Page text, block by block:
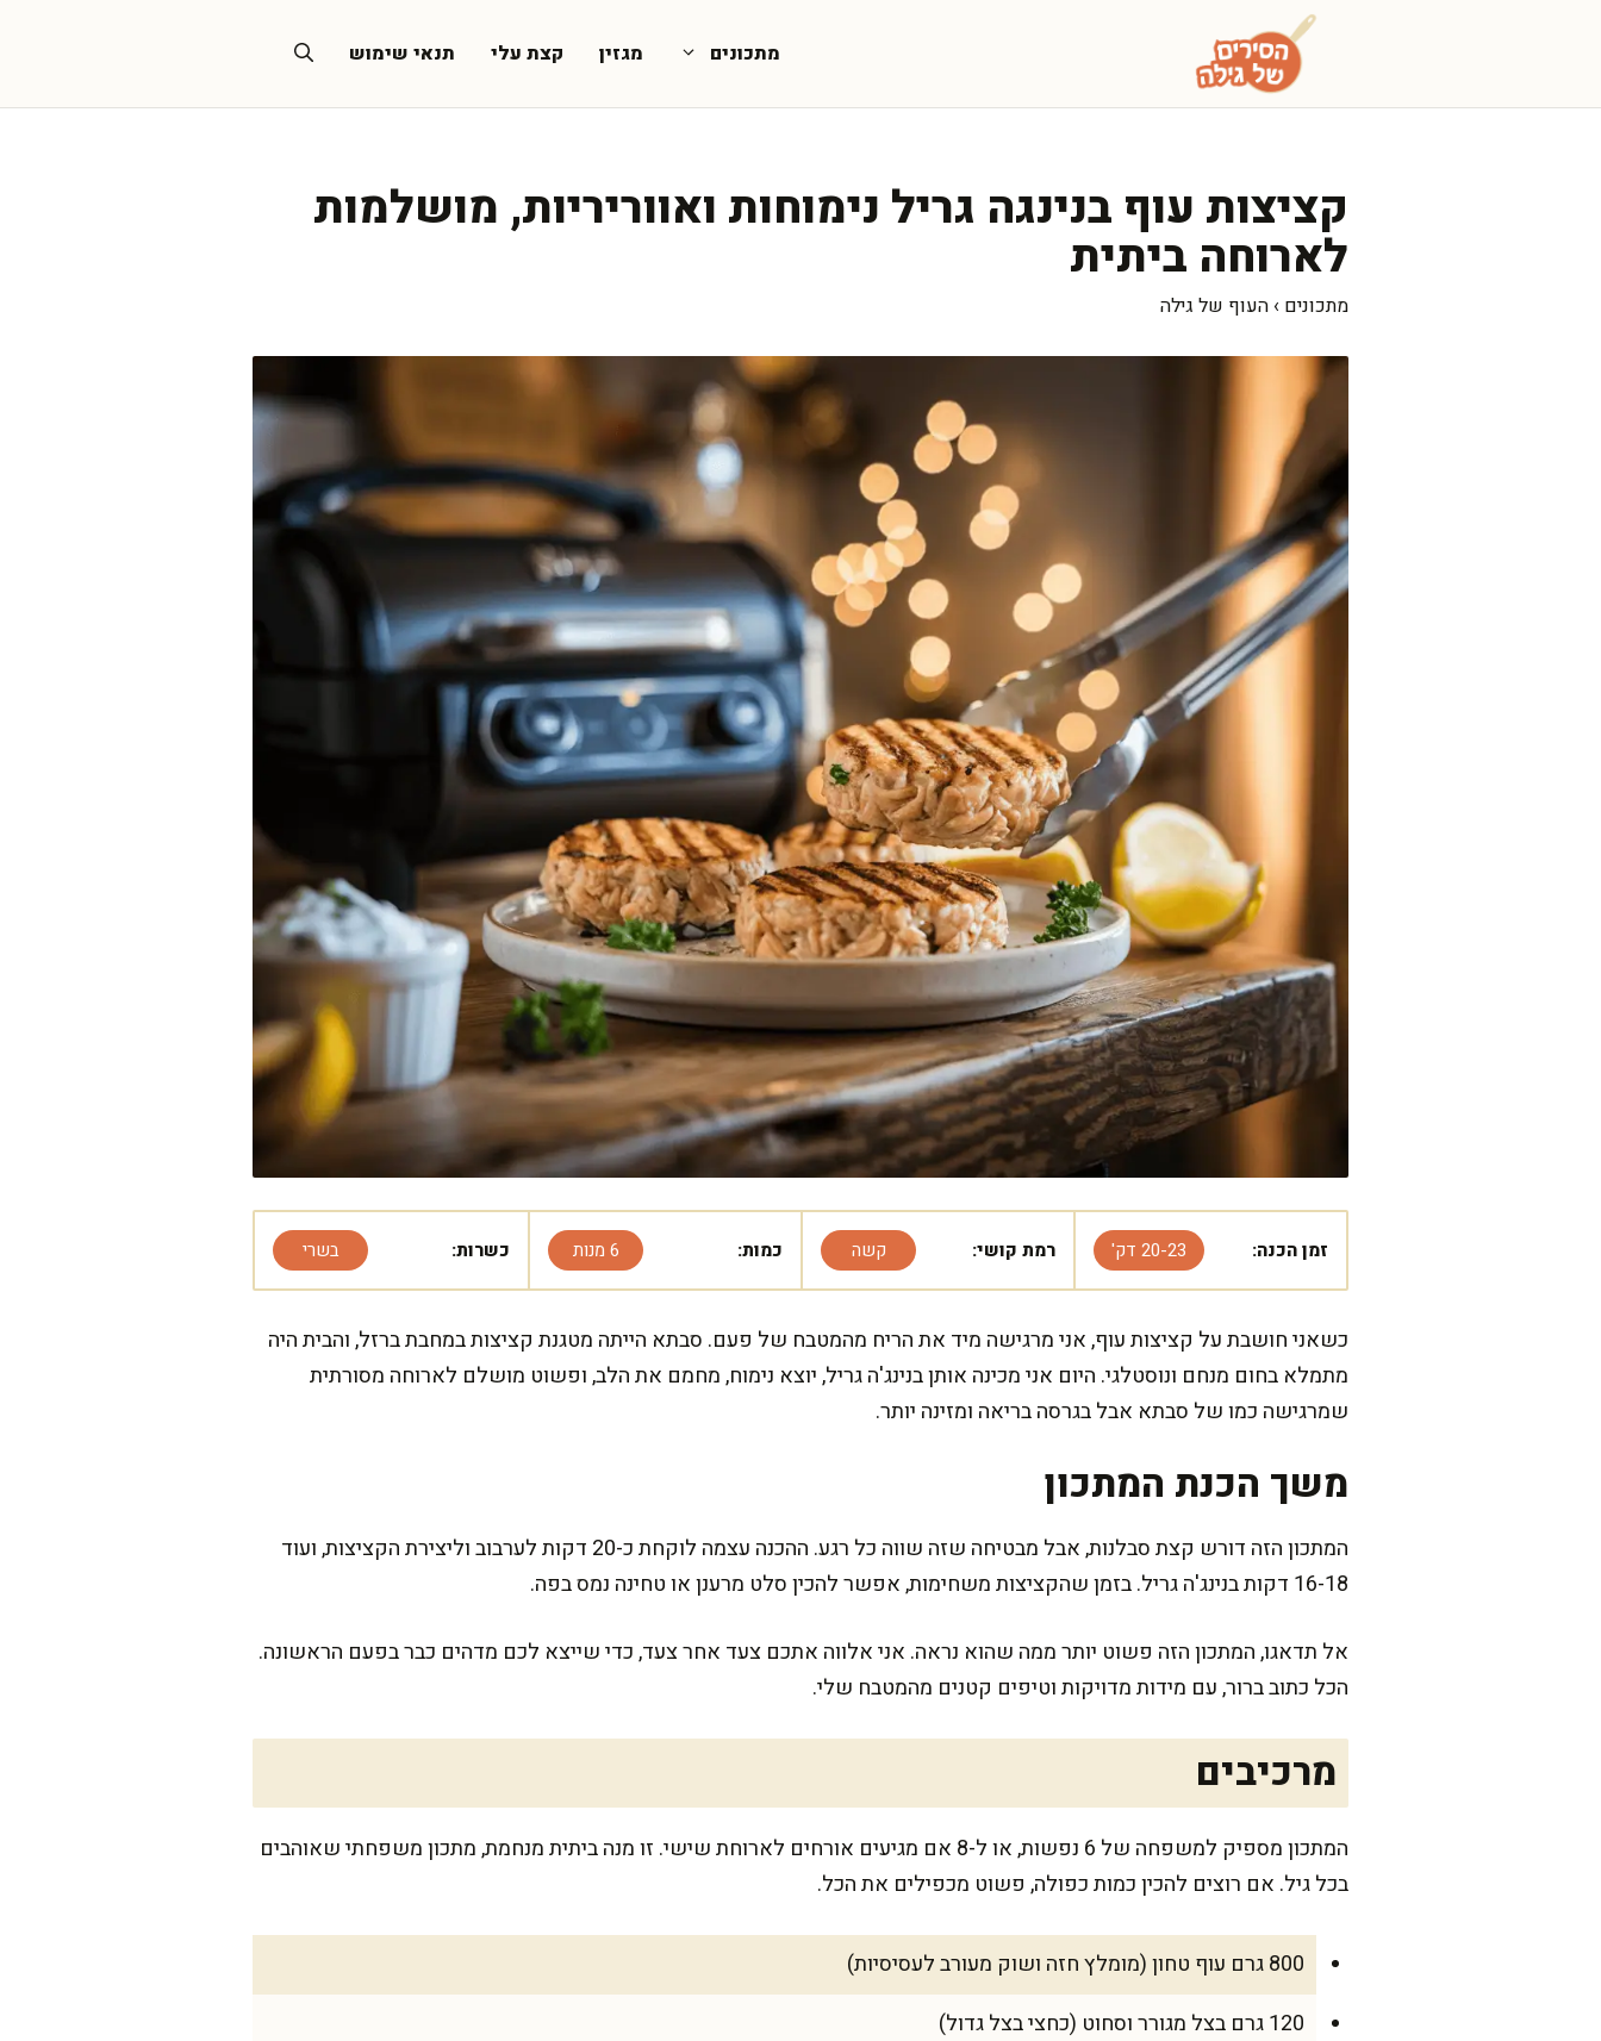
מתכונים מגזין קצת עלי תנאי שימוש
קציצות עוף בנינגה גריל נימוחות ואווריריות, מושלמות
לארוחה ביתית
מתכונים › העוף של גילה
זמן הכנה: 20-23 דק' רמת קושי: קשה כמות: 6 מנות כשרות: בשרי
כשאני חושבת על קציצות עוף, אני מרגישה מיד את הריח מהמטבח של פעם. סבתא הייתה מטגנת קציצות במחבת ברזל, והבית היה
מתמלא בחום מנחם ונוסטלגי. היום אני מכינה אותן בנינג'ה גריל, יוצא נימוח, מחמם את הלב, ופשוט מושלם לארוחה מסורתית
שמרגישה כמו של סבתא אבל בגרסה בריאה ומזינה יותר.
משך הכנת המתכון
המתכון הזה דורש קצת סבלנות, אבל מבטיחה שזה שווה כל רגע. ההכנה עצמה לוקחת כ-20 דקות לערבוב וליצירת הקציצות, ועוד
16-18 דקות בנינג'ה גריל. בזמן שהקציצות משחימות, אפשר להכין סלט מרענן או טחינה נמס בפה.
אל תדאגו, המתכון הזה פשוט יותר ממה שהוא נראה. אני אלווה אתכם צעד אחר צעד, כדי שייצא לכם מדהים כבר בפעם הראשונה.
הכל כתוב ברור, עם מידות מדויקות וטיפים קטנים מהמטבח שלי.
מרכיבים
המתכון מספיק למשפחה של 6 נפשות, או ל-8 אם מגיעים אורחים לארוחת שישי. זו מנה ביתית מנחמת, מתכון משפחתי שאוהבים
בכל גיל. אם רוצים להכין כמות כפולה, פשוט מכפילים את הכל.
800 גרם עוף טחון (מומלץ חזה ושוק מעורב לעסיסיות)
120 גרם בצל מגורר וסחוט (כחצי בצל גדול)